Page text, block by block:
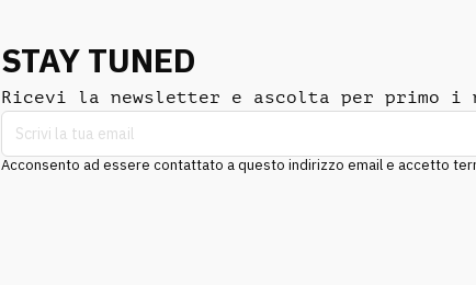
STAY TUNED
Ricevi la newsletter e ascolta per primo i
Acconsento ad essere contattato a questo indirizzo email e accetto